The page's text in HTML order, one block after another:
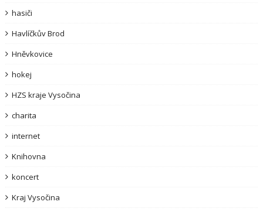
hasiči
Havlíčkův Brod
Hněvkovice
hokej
HZS kraje Vysočina
charita
internet
Knihovna
koncert
Kraj Vysočina